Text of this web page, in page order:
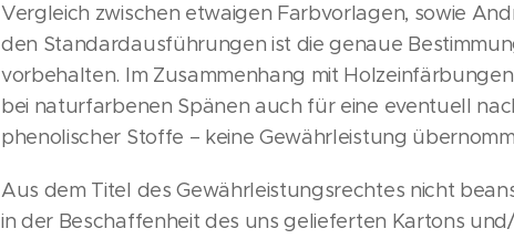
Vergleich zwischen etwaigen Farbvorlagen, sowie
den Standardausführungen ist die genaue
vorbehalten. Im Zusammenhang mit
bei naturfarbenen Spänen auch für eine eventuell
phenolischer Stoffe – keine Gewährleistung
Aus dem Titel des Gewährleistungsrechtes nicht
in der Beschaffenheit des uns gelieferten Kartons